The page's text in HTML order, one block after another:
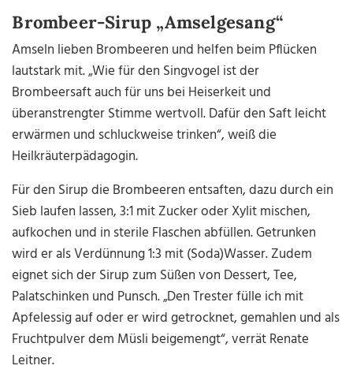
Brombeer-Sirup „Amselgesang“
Amseln lieben Brombeeren und helfen beim Pflücken
lautstark mit. „Wie für den Singvogel ist der
Brombeersaft auch für uns bei Heiserkeit und
überanstrengter Stimme wertvoll. Dafür den Saft leicht
erwärmen und schluckweise trinken“, weiß die
Heilkräuterpädagogin.
Für den Sirup die Brombeeren entsaften, dazu durch ein
Sieb laufen lassen, 3:1 mit Zucker oder Xylit mischen,
aufkochen und in sterile Flaschen abfüllen. Getrunken
wird er als Verdünnung 1:3 mit (Soda)Wasser. Zudem
eignet sich der Sirup zum Süßen von Dessert, Tee,
Palatschinken und Punsch. „Den Trester fülle ich mit
Apfelessig auf oder er wird getrocknet, gemahlen und als
Fruchtpulver dem Müsli beigemengt“, verrät Renate
Leitner.